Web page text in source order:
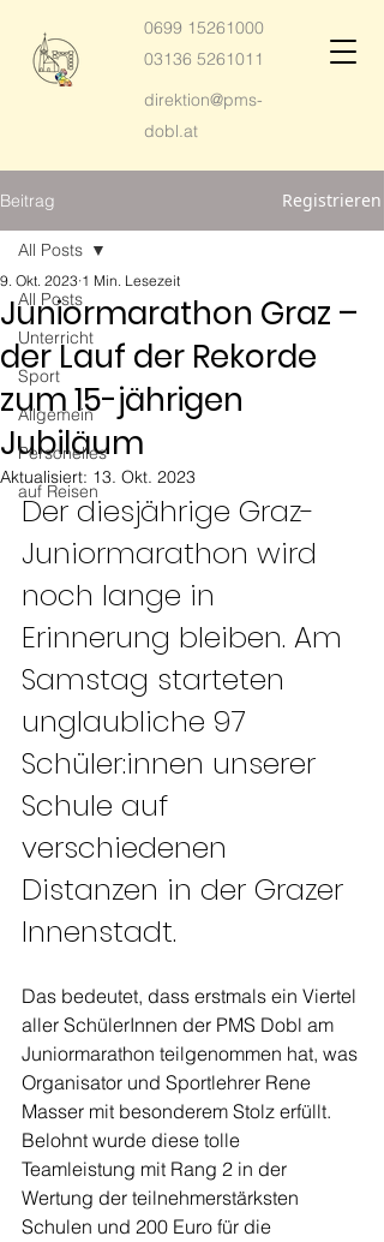
0699 15261000
03136 5261011
direktion@pms-
dobl.at
Beitrag Registrieren
All Posts
Unterricht
Sport
Allgemein
Personelles
auf Reisen
All Posts
Juniormarathon Graz –
der Lauf der Rekorde
zum 15-jährigen
Jubiläum
9. Okt. 2023 1 Min. Lesezeit
Aktualisiert: 13. Okt. 2023
Der diesjährige Graz-
Juniormarathon wird
noch lange in
Erinnerung bleiben. Am
Samstag starteten
unglaubliche 97
Schüler:innen unserer
Schule auf
verschiedenen
Distanzen in der Grazer
Innenstadt.
Das bedeutet, dass erstmals ein Viertel
aller SchülerInnen der PMS Dobl am
Juniormarathon teilgenommen hat, was
Organisator und Sportlehrer Rene
Masser mit besonderem Stolz erfüllt.
Belohnt wurde diese tolle
Teamleistung mit Rang 2 in der
Wertung der teilnehmerstärksten
Schulen und 200 Euro für die